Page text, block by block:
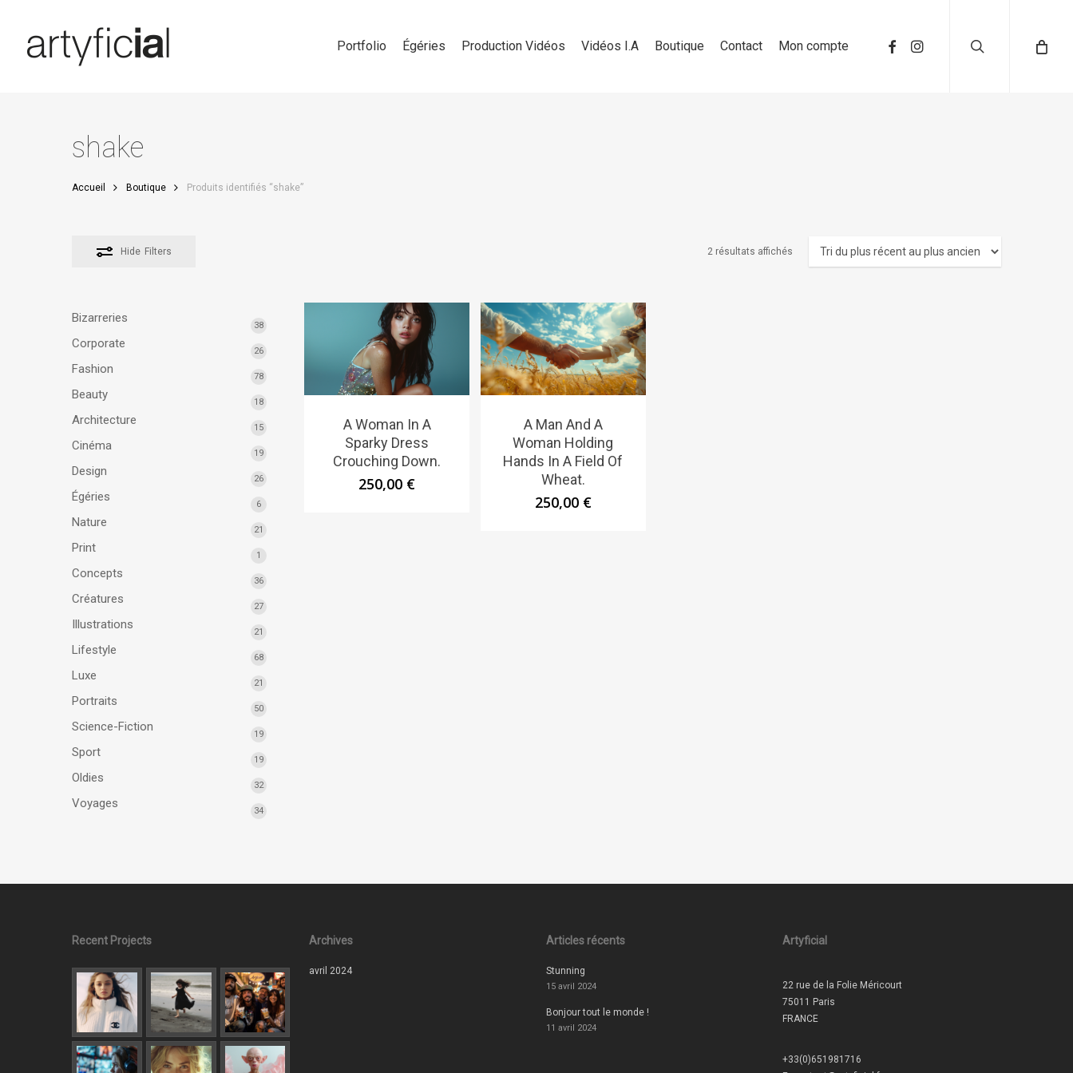
content
Portfolio Égéries Production Vidéos Vidéos I.A Boutique Contact Mon compte
shake
Accueil Boutique Produits identifiés “shake”
Hide Filters 2 résultats affichés
Bizarreries
38
Corporate
26
Fashion
78
Beauty
18
Architecture
15
Cinéma
19
Design
26
Égéries
6
Nature
21
Print
1
Concepts
36
Créatures
27
Illustrations
21
Lifestyle
68
Luxe
21
Portraits
50
Science-Fiction
19
Sport
19
Oldies
32
Voyages
34
A Woman In A
Sparky Dress
Crouching Down.
250,00 €
A Man And A
Woman Holding
Hands In A Field Of
Wheat.
250,00 €
Recent Projects Archives
avril 2024
Articles récents
Stunning
15 avril 2024
Bonjour tout le monde !
11 avril 2024
Artyficial
22 rue de la Folie Méricourt
75011 Paris
FRANCE
+33(0)651981716